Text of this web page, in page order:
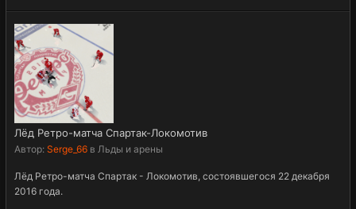
Лёд Ретро-матча Спартак-Локомотив
Автор: Serge_66 в Льды и арены
Лёд Ретро-матча Спартак - Локомотив, состоявшегося 22 декабря
2016 года.